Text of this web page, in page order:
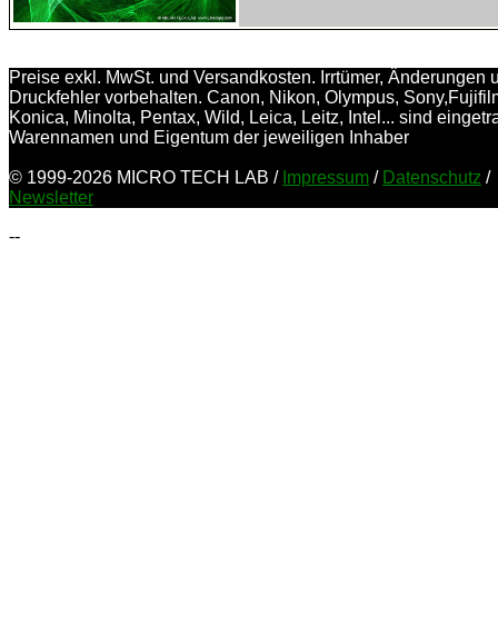
Preise exkl. MwSt. und Versandkosten. Irrtümer, Änderungen
Druckfehler vorbehalten. Canon, Nikon, Olympus,
Konica, Minolta, Pentax, Wild, Leica, Leitz, Intel... sind
Warennamen und Eigentum der jeweiligen Inhaber
© 1999-2026 MICRO TECH LAB / Impressum / Datenschutz /
Newsletter
--